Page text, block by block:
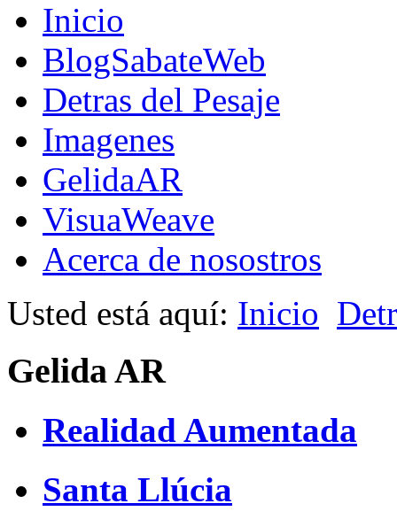
Inicio
BlogSabateWeb
Detras del Pesaje
Imagenes
GelidaAR
VisuaWeave
Acerca de nosostros
Usted está aquí: Inicio
Gelida AR
Realidad Aumentada
Santa Llúcia